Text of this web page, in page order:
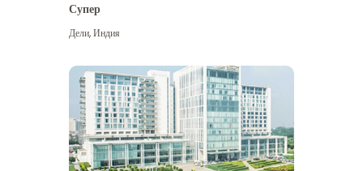
Супер
Дели,Индия